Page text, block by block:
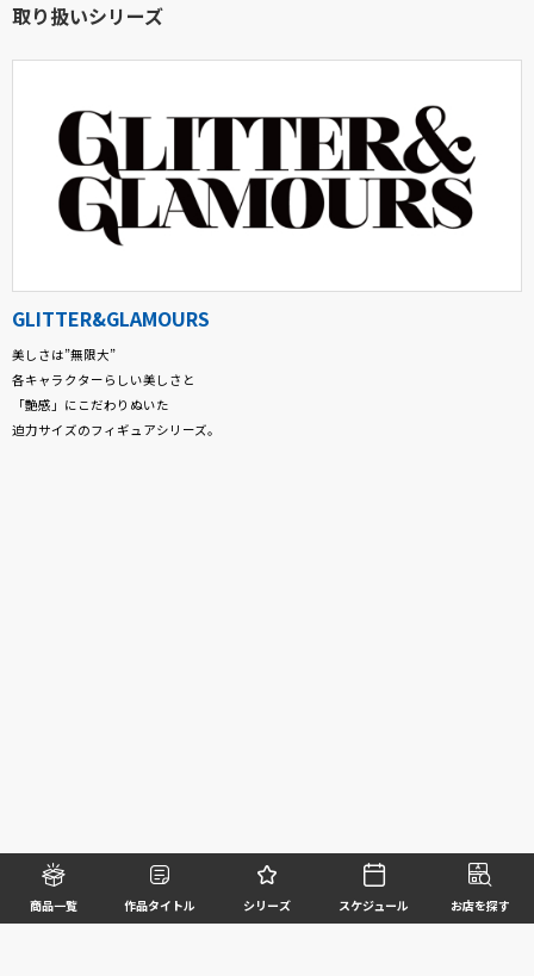
商品一覧 作品タイトル シリーズ スケジュール お店を探す
取り扱いシリーズ
GLITTER&GLAMOURS
美しさは”無限大”
各キャラクターらしい美しさと
「艶感」にこだわりぬいた
迫力サイズのフィギュアシリーズ。